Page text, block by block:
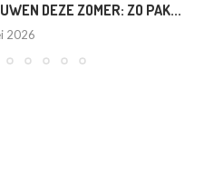
DEZE ZOMER: ZO PAK...
2026